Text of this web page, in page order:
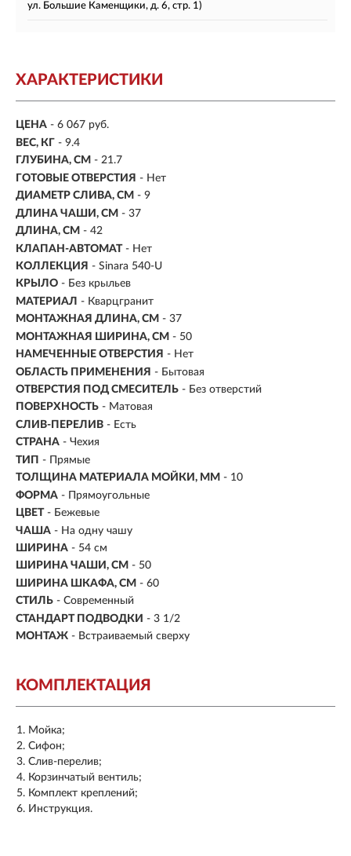
ул. Большие Каменщики, д. 6, стр. 1)
ХАРАКТЕРИСТИКИ
ЦЕНА - 6 067 руб.
ВЕС, КГ - 9.4
ГЛУБИНА, СМ - 21.7
ГОТОВЫЕ ОТВЕРСТИЯ - Нет
ДИАМЕТР СЛИВА, СМ - 9
ДЛИНА ЧАШИ, СМ - 37
ДЛИНА, СМ - 42
КЛАПАН-АВТОМАТ - Нет
КОЛЛЕКЦИЯ - Sinara 540-U
КРЫЛО - Без крыльев
МАТЕРИАЛ - Кварцгранит
МОНТАЖНАЯ ДЛИНА, СМ - 37
МОНТАЖНАЯ ШИРИНА, СМ - 50
НАМЕЧЕННЫЕ ОТВЕРСТИЯ - Нет
ОБЛАСТЬ ПРИМЕНЕНИЯ - Бытовая
ОТВЕРСТИЯ ПОД СМЕСИТЕЛЬ - Без отверстий
ПОВЕРХНОСТЬ - Матовая
СЛИВ-ПЕРЕЛИВ - Есть
СТРАНА - Чехия
ТИП - Прямые
ТОЛЩИНА МАТЕРИАЛА МОЙКИ, ММ - 10
ФОРМА - Прямоугольные
ЦВЕТ - Бежевые
ЧАША - На одну чашу
ШИРИНА - 54 см
ШИРИНА ЧАШИ, СМ - 50
ШИРИНА ШКАФА, СМ - 60
СТИЛЬ - Современный
СТАНДАРТ ПОДВОДКИ - 3 1/2
МОНТАЖ - Встраиваемый сверху
КОМПЛЕКТАЦИЯ
Мойка;
Сифон;
Слив-перелив;
Корзинчатый вентиль;
Комплект креплений;
Инструкция.